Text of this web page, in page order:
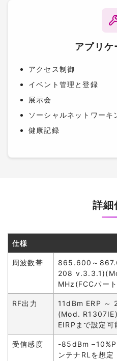
アプリケ
アクセス制御
イベント管理と登録
展示会
ソーシャルネットワーキ
健康記録
詳細
仕様
周波数帯
865.600～
208
MHz(FCCパー
RF出力
11dBm ERP ～
(Mod.
EIRPまで設定
受信感度
-85dBm
ンテナRLを想定